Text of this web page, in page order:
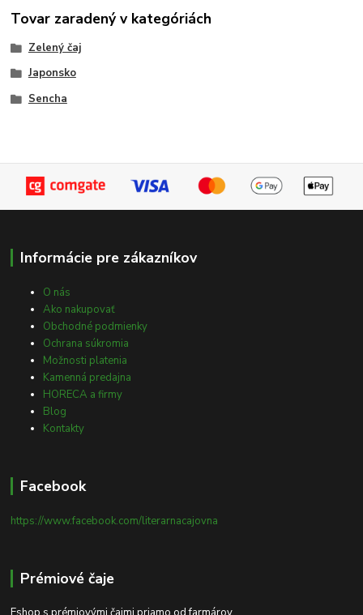
Tovar zaradený v kategóriách
Zelený čaj
Japonsko
Sencha
Informácie pre zákazníkov
O nás
Ako nakupovať
Obchodné podmienky
Ochrana súkromia
Možnosti platenia
Kamenná predajna
HORECA a firmy
Blog
Kontakty
Facebook
https://www.facebook.com/literarnacajovna
Prémiové čaje